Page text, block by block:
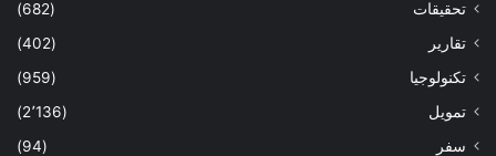
تحقيقات
(682)
تقارير
(402)
تكنولوجيا
(959)
تمويل
(2٬136)
سفر
(94)